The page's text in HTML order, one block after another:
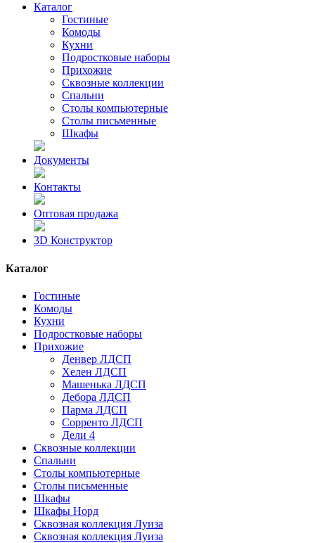
Каталог
Гостиные
Комоды
Кухни
Подростковые наборы
Прихожие
Сквозные коллекции
Спальни
Столы компьютерные
Столы письменные
Шкафы
Документы
Контакты
Оптовая продажа
3D Конструктор
Каталог
Гостиные
Комоды
Кухни
Подростковые наборы
Прихожие
Денвер ЛДСП
Хелен ЛДСП
Машенька ЛДСП
Дебора ЛДСП
Парма ЛДСП
Сорренто ЛДСП
Дели 4
Сквозные коллекции
Спальни
Столы компьютерные
Столы письменные
Шкафы
Шкафы Норд
Сквозная коллекция Луиза
Сквозная коллекция Луиза